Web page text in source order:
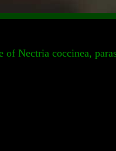
of Nectria coccinea,